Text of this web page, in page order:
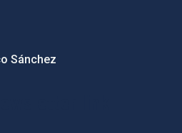
Sánchez